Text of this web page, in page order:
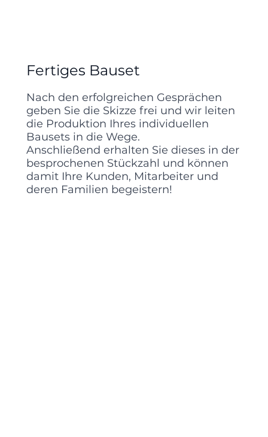
Fertiges Bauset
Nach den erfolgreichen Gesprächen
geben Sie die Skizze frei und wir leiten
die Produktion Ihres individuellen
Bausets in die Wege.
Anschließend erhalten Sie dieses in der
besprochenen Stückzahl und können
damit Ihre Kunden, Mitarbeiter und
deren Familien begeistern!